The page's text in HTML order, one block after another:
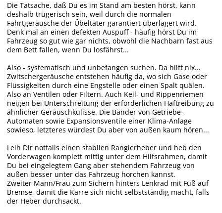
Die Tatsache, daß Du es im Stand am besten hörst, kann
deshalb trügerisch sein, weil durch die normalen
Fahrtgeräusche der Übeltäter garantiert überlagert wird.
Denk mal an einen defekten Auspuff - häufig hörst Du im
Fahrzeug so gut wie gar nichts, obwohl die Nachbarn fast aus
dem Bett fallen, wenn Du losfährst...
Also - systematisch und unbefangen suchen. Da hilft nix...
Zwitschergeräusche entstehen häufig da, wo sich Gase oder
Flüssigkeiten durch eine Engstelle oder einen Spalt quälen.
Also an Ventilen oder Filtern. Auch Keil- und Rippenriemen
neigen bei Unterschreitung der erforderlichen Haftreibung zu
ähnlicher Geräuschkulisse. Die Bänder von Getriebe-
Automaten sowie Expansionsventile einer Klima-Anlage
sowieso, letzteres würdest Du aber von außen kaum hören...
Leih Dir notfalls einen stabilen Rangierheber und heb den
Vorderwagen komplett mittig unter dem Hilfsrahmen, damit
Du bei eingelegtem Gang aber stehendem Fahrzeug von
außen besser unter das Fahrzeug horchen kannst.
Zweiter Mann/Frau zum Sichern hinters Lenkrad mit Fuß auf
Bremse, damit die Karre sich nicht selbstständig macht, falls
der Heber durchsackt.